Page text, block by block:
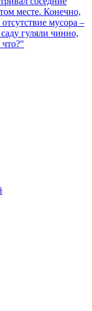
месте. Конечно,
мусора –
гуляли чинно,